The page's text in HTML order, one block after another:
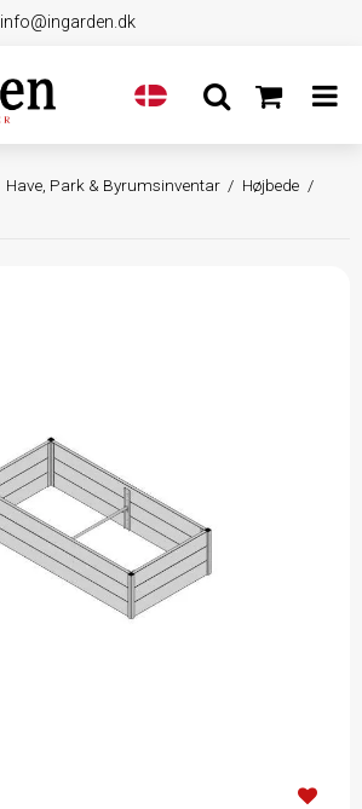
info@ingarden.dk
Have, Park & Byrumsinventar / Højbede /